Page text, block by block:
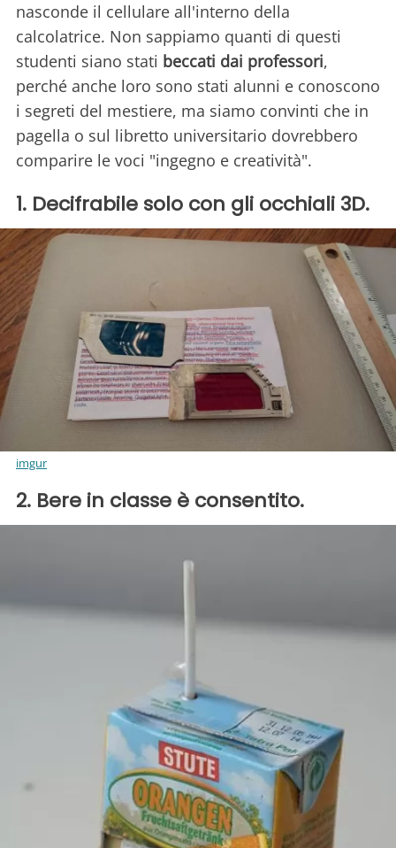
nasconde il cellulare all'interno della
calcolatrice. Non sappiamo quanti di questi
studenti siano stati beccati dai professori,
perché anche loro sono stati alunni e conoscono
i segreti del mestiere, ma siamo convinti che in
pagella o sul libretto universitario dovrebbero
comparire le voci "ingegno e creatività".
1. Decifrabile solo con gli occhiali 3D.
imgur
2. Bere in classe è consentito.